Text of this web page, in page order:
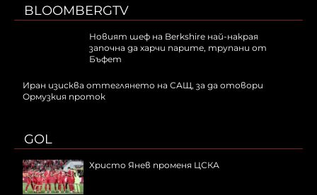
BLOOMBERGTV
Новият шеф на Berkshire най-накрая
започна да харчи парите, трупани от
Бъфет
Иран изисква оттеглянето на САЩ, за да отовори
Ормузкия проток
GOL
Христо Янев променя ЦСКА